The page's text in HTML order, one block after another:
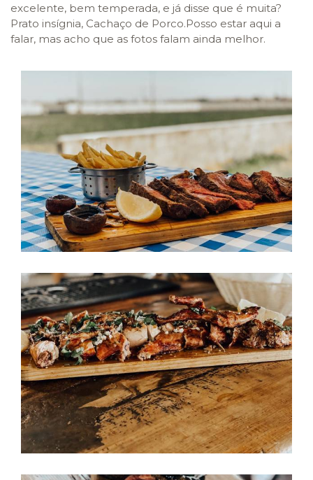
excelente, bem temperada, e já disse que é muita?
Prato insígnia, Cachaço de Porco.Posso estar aqui a
falar, mas acho que as fotos falam ainda melhor.